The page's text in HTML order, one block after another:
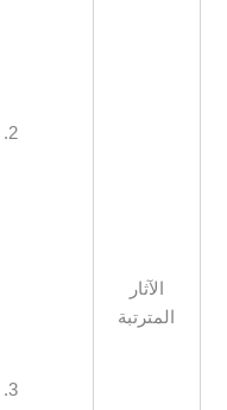
الآثار
المترتبة